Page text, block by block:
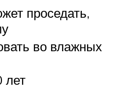
проседать,
во влажных
лет